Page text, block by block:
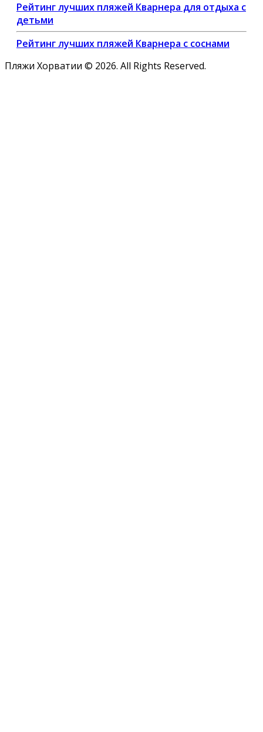
Рейтинг лучших пляжей Кварнера для отдыха с
детьми
Рейтинг лучших пляжей Кварнера с соснами
Пляжи Хорватии © 2026. All Rights Reserved.